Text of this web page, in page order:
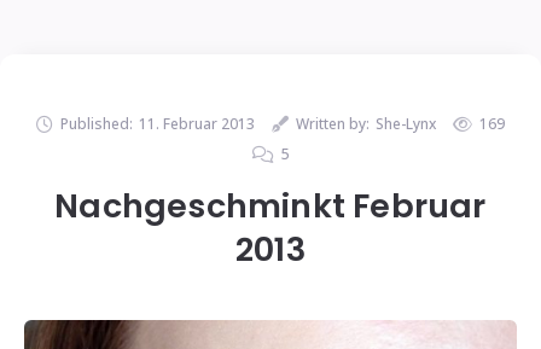
Published: 11. Februar 2013 Written by: She-Lynx
169
5
Nachgeschminkt Februar
2013